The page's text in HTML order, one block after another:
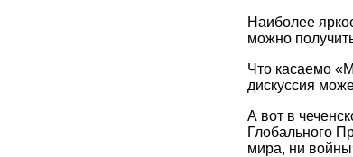
Наиболее
можно
Что касаемо
дискуссия
А вот в
Глобального
мира, ни